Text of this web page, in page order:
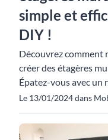
simple et
DIY !
Découvrez comment
créer des étagères
Épatez-vous avec
Le 13/01/2024 dans